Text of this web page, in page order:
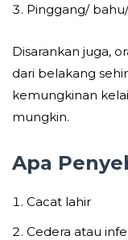
Pinggang/
Disarankan juga,
dari belakang
kemungkinan
mungkin.
Apa
Cacat lahir
Cedera atau